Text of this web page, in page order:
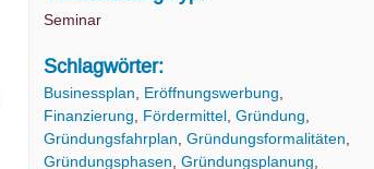
Seminar
Schlagwörter:
Businessplan Eröffnungswerbung
Finanzierung
Fördermittel ,Gründung
Gründungsfahrplan ,Gründungsformalitäten
Gründungsphasen ,Gründungsplanung